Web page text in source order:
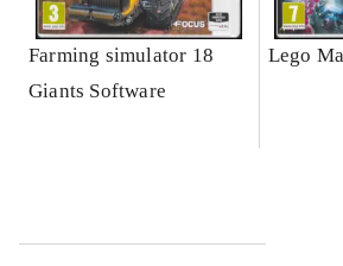
Farming simulator 18
Giants Software
Lego